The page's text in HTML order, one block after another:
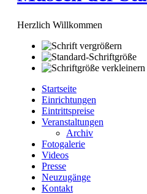
Herzlich Willkommen
Startseite
Einrichtungen
Eintrittspreise
Veranstaltungen
Archiv
Fotogalerie
Videos
Presse
Neuzugänge
Kontakt